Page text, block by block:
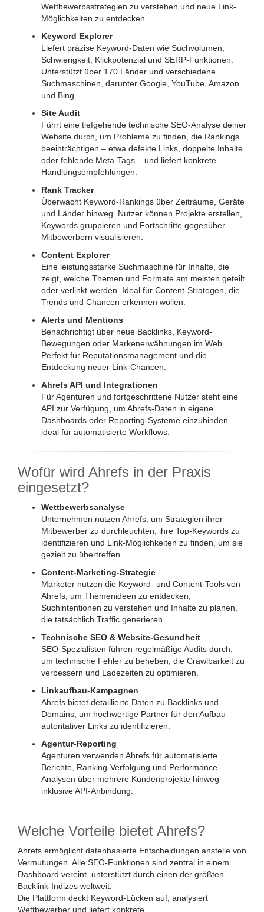
Wettbewerbsstrategien zu verstehen und neue Link-
Möglichkeiten zu entdecken.
Keyword Explorer
Liefert präzise Keyword-Daten wie Suchvolumen,
Schwierigkeit, Klickpotenzial und SERP-Funktionen.
Unterstützt über 170 Länder und verschiedene
Suchmaschinen, darunter Google, YouTube, Amazon
und Bing.
Site Audit
Führt eine tiefgehende technische SEO-Analyse deiner
Website durch, um Probleme zu finden, die Rankings
beeinträchtigen – etwa defekte Links, doppelte Inhalte
oder fehlende Meta-Tags – und liefert konkrete
Handlungsempfehlungen.
Rank Tracker
Überwacht Keyword-Rankings über Zeiträume, Geräte
und Länder hinweg. Nutzer können Projekte erstellen,
Keywords gruppieren und Fortschritte gegenüber
Mitbewerbern visualisieren.
Content Explorer
Eine leistungsstarke Suchmaschine für Inhalte, die
zeigt, welche Themen und Formate am meisten geteilt
oder verlinkt werden. Ideal für Content-Strategen, die
Trends und Chancen erkennen wollen.
Alerts und Mentions
Benachrichtigt über neue Backlinks, Keyword-
Bewegungen oder Markenerwähnungen im Web.
Perfekt für Reputationsmanagement und die
Entdeckung neuer Link-Chancen.
Ahrefs API und Integrationen
Für Agenturen und fortgeschrittene Nutzer steht eine
API zur Verfügung, um Ahrefs-Daten in eigene
Dashboards oder Reporting-Systeme einzubinden –
ideal für automatisierte Workflows.
Wofür wird Ahrefs in der Praxis
eingesetzt?
Wettbewerbsanalyse
Unternehmen nutzen Ahrefs, um Strategien ihrer
Mitbewerber zu durchleuchten, ihre Top-Keywords zu
identifizieren und Link-Möglichkeiten zu finden, um sie
gezielt zu übertreffen.
Content-Marketing-Strategie
Marketer nutzen die Keyword- und Content-Tools von
Ahrefs, um Themenideen zu entdecken,
Suchintentionen zu verstehen und Inhalte zu planen,
die tatsächlich Traffic generieren.
Technische SEO & Website-Gesundheit
SEO-Spezialisten führen regelmäßige Audits durch,
um technische Fehler zu beheben, die Crawlbarkeit zu
verbessern und Ladezeiten zu optimieren.
Linkaufbau-Kampagnen
Ahrefs bietet detaillierte Daten zu Backlinks und
Domains, um hochwertige Partner für den Aufbau
autoritativer Links zu identifizieren.
Agentur-Reporting
Agenturen verwenden Ahrefs für automatisierte
Berichte, Ranking-Verfolgung und Performance-
Analysen über mehrere Kundenprojekte hinweg –
inklusive API-Anbindung.
Welche Vorteile bietet Ahrefs?
Ahrefs ermöglicht datenbasierte Entscheidungen anstelle von
Vermutungen. Alle SEO-Funktionen sind zentral in einem
Dashboard vereint, unterstützt durch einen der größten
Backlink-Indizes weltweit.
Die Plattform deckt Keyword-Lücken auf, analysiert
Wettbewerber und liefert konkrete